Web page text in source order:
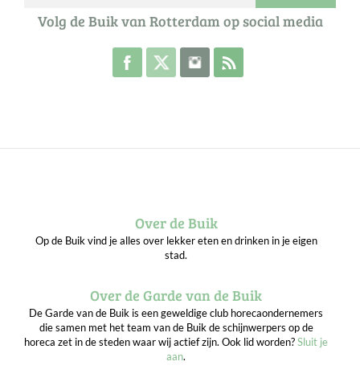
Volg de Buik van Rotterdam op social media
Volg de Buik op Facebook
Volg de Buik op Twitter
Volg de Buik op Instagram
Over de Buik
Op de Buik vind je alles over lekker eten en drinken in je eigen
stad.
Over de Garde van de Buik
De Garde van de Buik is een geweldige club horecaondernemers
die samen met het team van de Buik de schijnwerpers op de
horeca zet in de steden waar wij actief zijn. Ook lid worden?Sluit je
aan.